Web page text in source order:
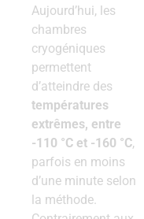
Aujourd’hui, les
chambres
cryogéniques
permettent
d’atteindre des
températures
extrêmes, entre
-110 °C et -160 °C,
parfois en moins
d’une minute selon
la méthode.